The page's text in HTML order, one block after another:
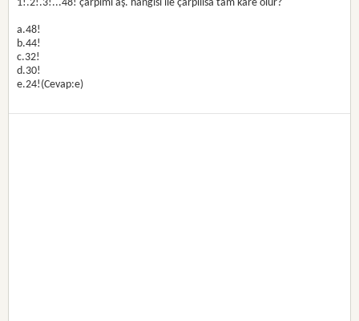
1!.2!.3!...48! çarpımı aş. hangisi ile çarpılısa tam kare olur?
a.48!
b.44!
c.32!
d.30!
e.24!(Cevap:e)